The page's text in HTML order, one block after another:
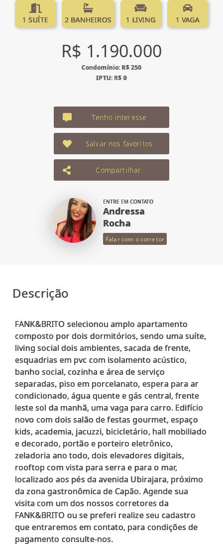
1 SUÍTE 2 BANHEIROS 1 LIVING 1 VAGA
R$ 1.190.000
Condomínio: R$ 250
IPTU: R$ 0
Tenho interesse
Salvar nos favoritos
Compartilhar
ENTRE EM CONTATO
Andressa
Rocha
Falar com o corretor
Descrição
FANK&BRITO selecionou amplo apartamento
composto por dois dormitórios, sendo uma suíte,
living social dois ambientes, sacada de frente,
esquadrias em pvc com isolamento acústico,
banho social, cozinha e área de serviço
separadas, piso em porcelanato, espera para ar
condicionado, água quente e gás central, frente
leste sol da manhã, uma vaga para carro. Edifício
novo com dois salão de festas gourmet, espaço
kids, academia, jacuzzi, bicicletário, hall mobiliado
e decorado, portão e porteiro eletrônico,
zeladoria ano todo, dois elevadores digitais,
rooftop com vista para serra e para o mar,
localizado aos pés da avenida Ubirajara, próximo
da zona gastronômica de Capão. Agende sua
visita com um dos nossos corretores da
FANK&BRITO ou se preferi realize seu cadastro
que entraremos em contato, para condições de